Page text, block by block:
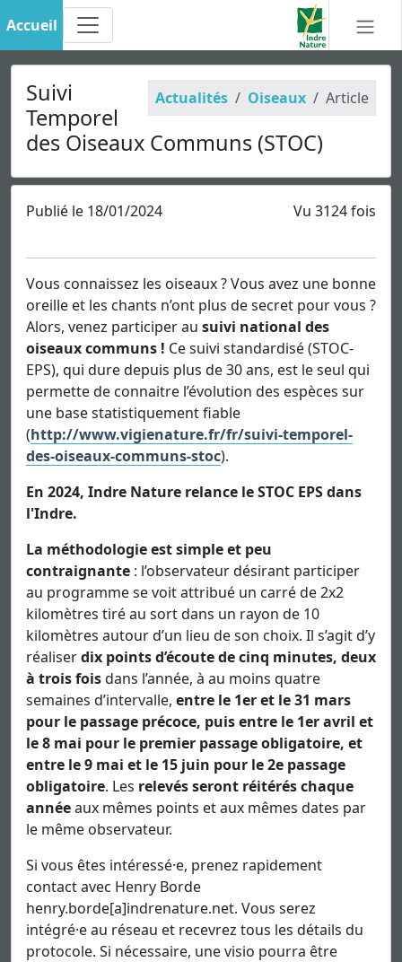
Accueil
Actualités Oiseaux Article
Suivi
Temporel
des Oiseaux Communs (STOC)
Publié le 18/01/2024 Vu 3124 fois
Vous connaissez les oiseaux ? Vous avez une bonne
oreille et les chants n’ont plus de secret pour vous ?
Alors, venez participer au suivi national des
oiseaux communs ! Ce suivi standardisé (STOC-
EPS), qui dure depuis plus de 30 ans, est le seul qui
permette de connaitre l’évolution des espèces sur
une base statistiquement fiable
(http://www.vigienature.fr/fr/suivi-temporel-
des-oiseaux-communs-stoc).
En 2024, Indre Nature relance le STOC EPS dans
l'Indre.
La méthodologie est simple et peu
contraignante : l’observateur désirant participer
au programme se voit attribué un carré de 2x2
kilomètres tiré au sort dans un rayon de 10
kilomètres autour d’un lieu de son choix. Il s’agit d’y
réaliserdix points d’écoute de cinq minutes, deux
à trois foisdans l’année, à au moins quatre
semaines d’intervalle, entre le 1er et le 31 mars
pour le passage précoce, puis entre le 1er avril et
le 8 mai pour le premier passage obligatoire, et
entre le 9 mai et le 15 juin pour le 2e passage
obligatoire. Les relevés seront réitérés chaque
annéeaux mêmes points et aux mêmes dates par
le même observateur.
Si vous êtes intéressé·e, prenez rapidement
contact avec Henry Borde
henry.borde[a]indrenature.net. Vous serez
intégré·e au réseau et recevrez tous les détails du
protocole. Si nécessaire, une visio pourra être